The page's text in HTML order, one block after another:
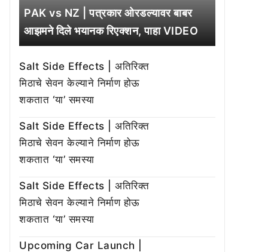
PAK vs NZ | पत्रकार ओरडल्यावर बाबर
आझमने दिले भयानक रिएक्शन, पाहा VIDEO
Salt Side Effects | अतिरिक्त
मिठाचे सेवन केल्याने निर्माण होऊ
शकतात ‘या’ समस्या
Salt Side Effects | अतिरिक्त
मिठाचे सेवन केल्याने निर्माण होऊ
शकतात ‘या’ समस्या
Salt Side Effects | अतिरिक्त
मिठाचे सेवन केल्याने निर्माण होऊ
शकतात ‘या’ समस्या
Upcoming Car Launch |